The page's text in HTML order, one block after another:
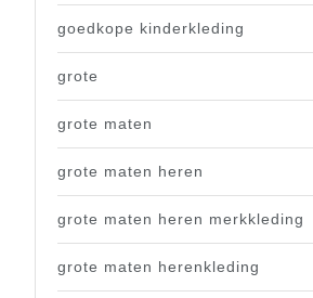
goedkope kinderkleding
grote
grote maten
grote maten heren
grote maten heren merkkleding
grote maten herenkleding